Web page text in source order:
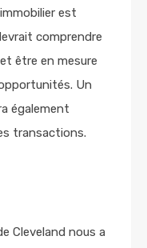
est
comprendre
être en mesure
Un
également
transactions.
Cleveland nous a